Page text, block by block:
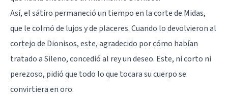
Así, el sátiro permaneció un tiempo en la corte de Midas,
que le colmó de lujos y de placeres. Cuando lo devolvieron al
cortejo de Dionisos, este, agradecido por cómo habían
tratado a Sileno, concedió al rey un deseo. Este, ni corto ni
perezoso, pidió que todo lo que tocara su cuerpo se
convirtiera en oro.